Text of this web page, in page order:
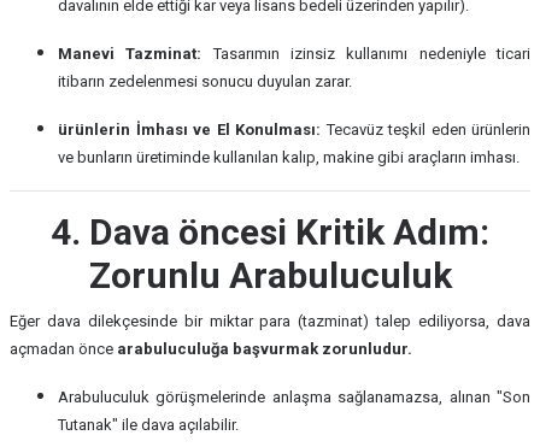
davalının elde ettiği kar veya lisans bedeli üzerinden yapılır).
Manevi Tazminat: Tasarımın izinsiz kullanımı nedeniyle ticari
itibarın zedelenmesi sonucu duyulan zarar.
ürünlerin İmhası ve El Konulması: Tecavüz teşkil eden ürünlerin
ve bunların üretiminde kullanılan kalıp, makine gibi araçların imhası.
4. Dava öncesi Kritik Adım:
Zorunlu Arabuluculuk
Eğer dava dilekçesinde bir miktar para (tazminat) talep ediliyorsa, dava
açmadan önce arabuluculuğa başvurmak zorunludur.
Arabuluculuk görüşmelerinde anlaşma sağlanamazsa, alınan "Son
Tutanak" ile dava açılabilir.